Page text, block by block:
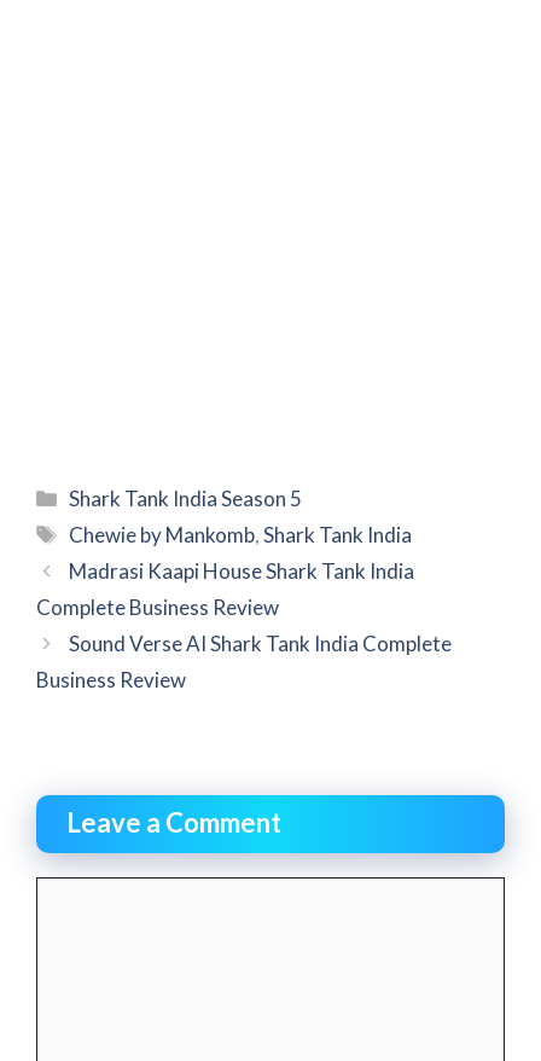
Categories
Shark Tank India Season 5
Tags
Chewie by Mankomb,Shark Tank India
Madrasi Kaapi House Shark Tank India
Complete Business Review
Sound Verse AI Shark Tank India Complete
Business Review
Leave a Comment